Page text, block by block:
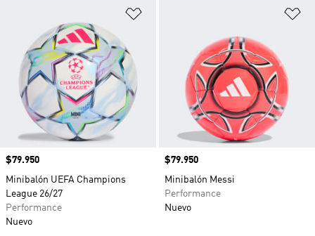
Precio
$79.950
Minibalón UEFA Champions
League 26/27
Performance
Nuevo
Precio
$79.950
Minibalón Messi
Performance
Nuevo